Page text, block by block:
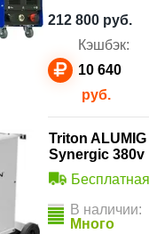
212 800 руб.
Кэшбэк:
10 640
руб.
Triton
Synergic 380v
В наличии:
Много